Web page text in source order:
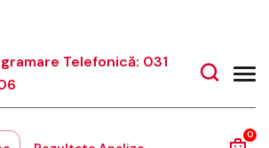
Telefonică: 031
0